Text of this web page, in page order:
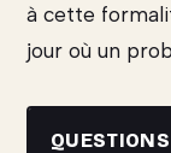
à cette
jour où un